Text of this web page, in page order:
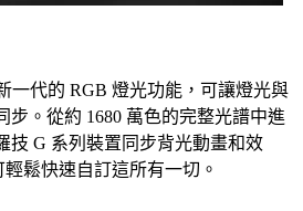
一代的 RGB 燈光功能，可讓燈光與
步。從約 1680 萬色的完整光譜中進
技 G 系列裝置同步背光動畫和效
鬆快速自訂這所有一切。